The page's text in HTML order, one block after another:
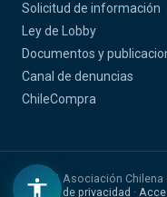
Solicitud de información
Ley de Lobby
Documentos y
Canal de denuncias
ChileCompra
© 2026 Asociación
Política de privacidad ·